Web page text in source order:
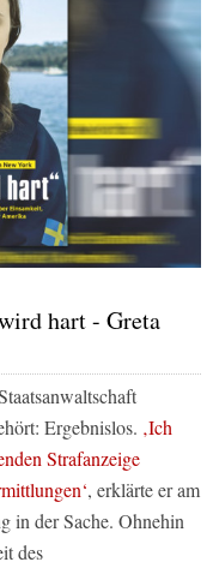
hart - Greta
Ergebnislos. ‚Ich
Strafanzeige
, erklärte er am
in der Sache. Ohnehin
des